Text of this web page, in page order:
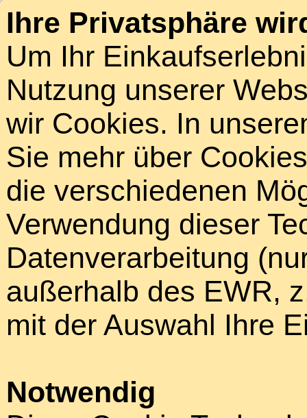
Ihre Privatsphäre
Um Ihr
Nutzung unserer
wir Cookies. In
Sie mehr über
die verschiedenen
Verwendung dieser
Datenverarbeitung
außerhalb des EWR,
mit der Auswahl Ihre
Notwendig